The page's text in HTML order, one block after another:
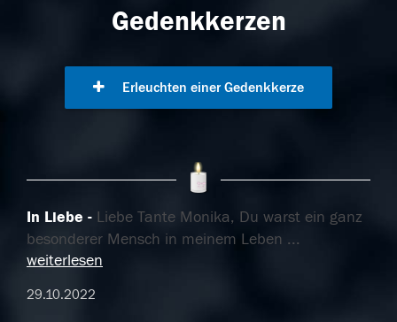
Gedenkkerzen
Erleuchten einer Gedenkkerze
In Liebe
Liebe Tante Monika, Du warst ein ganz
besonderer Mensch in meinem Leben ...
weiterlesen
29.10.2022